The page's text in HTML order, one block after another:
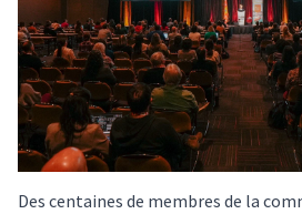
Des centaines de membres de la